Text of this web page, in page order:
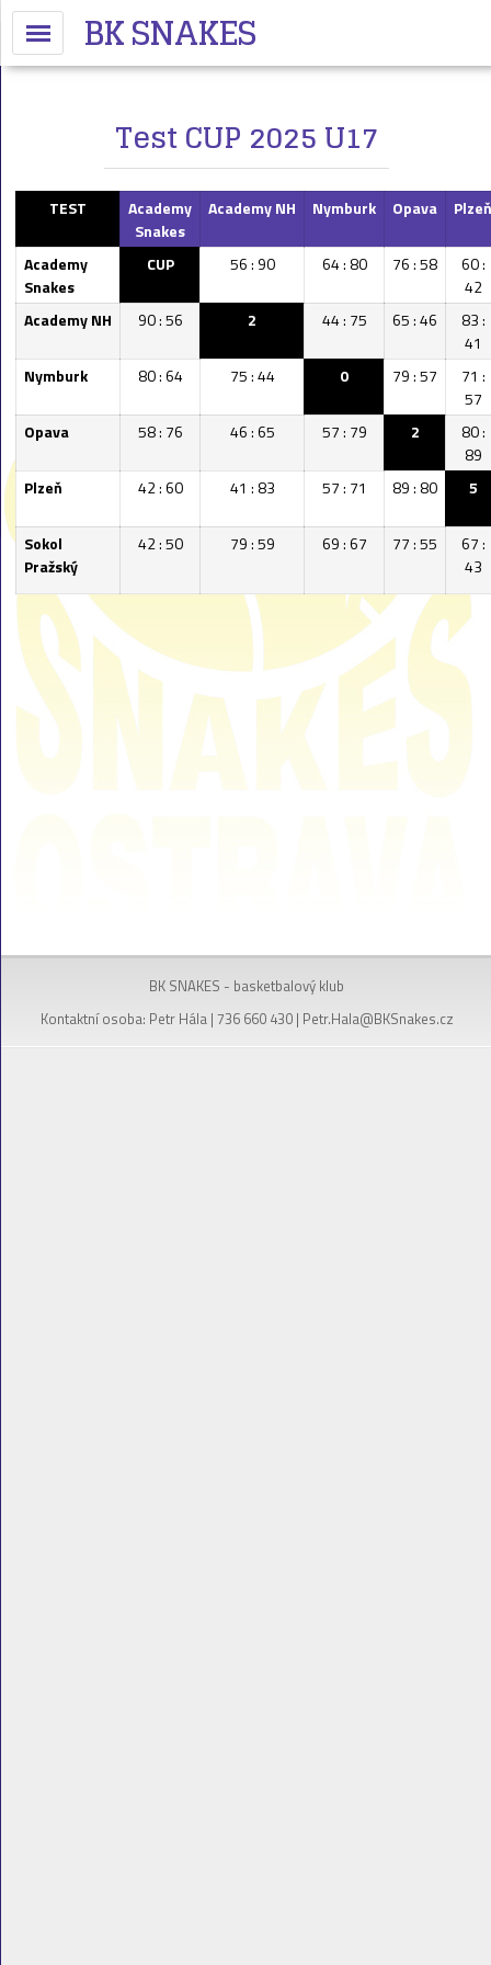
BK SNAKES
Test CUP 2025 U17
TEST
Academy
Snakes
AcademyNH Nymburk Opava
Academy
Snakes
CUP 56 : 90 64 : 80 76 : 58
60 :
42
AcademyNH 90 : 56 2 44 : 75 65 : 46
83 :
41
Nymburk
80 : 64 75 : 44 0 79 : 57
71 :
57
Opava
58 : 76 46 : 65 57 : 79 2
80 :
89
Plzeň
42 : 60 41 : 83 57 : 71 89 : 80 5
Sokol
Pražský
42 : 50 79 : 59 69 : 67 77 : 55
67 :
43
BK SNAKES - basketbalový klub
Kontaktní osoba: Petr Hála | 736 660 430 | Petr.Hala@BKSnakes.cz